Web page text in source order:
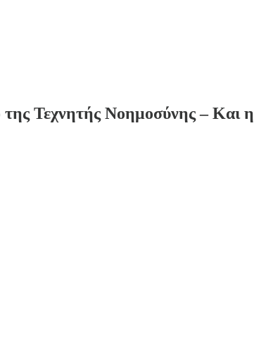
Τεχνητής Νοημοσύνης – Και η